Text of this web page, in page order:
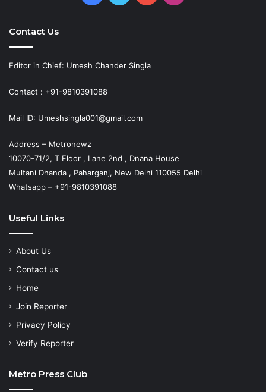
Contact Us
Editor in Chief: Umesh Chander Singla
Contact : +91-9810391088
Mail ID: Umeshsingla001@gmail.com
Address – Metronewz
10070-71/2, T Floor , Lane 2nd , Dnana House
Multani Dhanda , Paharganj, New Delhi 110055 Delhi
Whatsapp – +91-9810391088
Useful Links
About Us
Contact us
Home
Join Reporter
Privacy Policy
Verify Reporter
Metro Press Club